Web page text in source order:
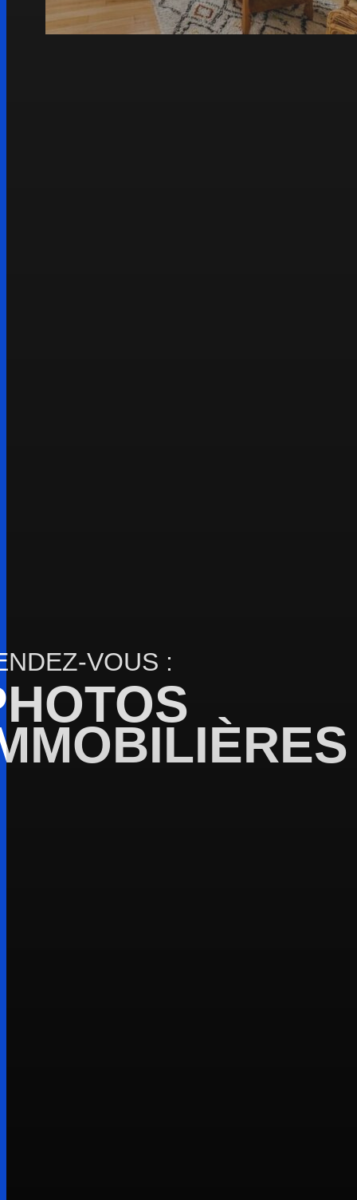
VOUS :